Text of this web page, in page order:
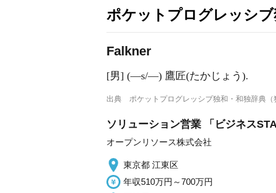
ポケットプログレッシブ
Falkner
[男] (―s/―) 鷹匠(たかじょう).
出典 ポケットプログレッシブ独和・和独辞典（
ソリューション営業 「ビジネス
オープンリソース株式会社
東京都 江東区
年収510万円～700万円